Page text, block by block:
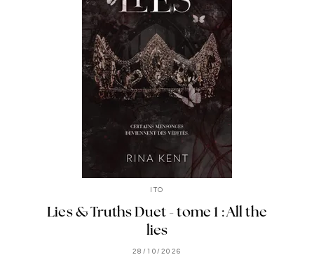
ITO
Lies & Truths Duet - tome 1 : All the
lies
28/10/2026